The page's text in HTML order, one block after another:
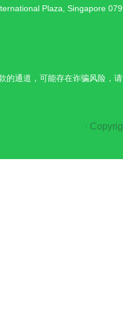
Plaza, Singapore
的通道，可能存在诈骗风险，
·